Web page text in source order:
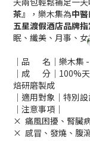
茶』
，樂木集為中
五星渡假酒店品牌
眠、纖美、月事、
｜品 名｜樂木集 -
｜成 分｜100%天
焙研磨製成
｜適用對象｜特別
｜注意事項｜
× 痛風困擾、腎臟
× 感冒、發燒、腹